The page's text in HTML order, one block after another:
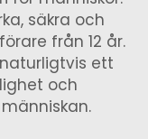
säkra och
från 12 år.
ett
och